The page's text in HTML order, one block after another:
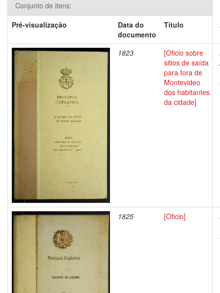
Conjunto de itens:
Pré-visualização
Data do
documento
Título
1823
[Oficio sobre
sitios de saída
para fora de
Montevideo
dos habitantes
da cidade]
1825 [Oficio]